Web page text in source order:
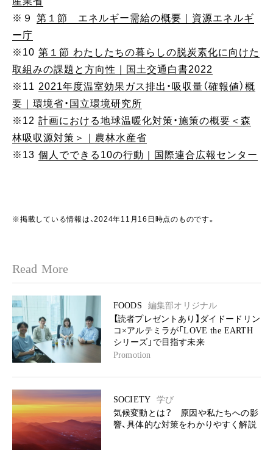
※９ 第１節 エネルギー需給の概要｜資源エネルギ
ー庁
※10 第１節 わたしたちの暮らしの脱炭素化に向けた
取組みの課題と方向性｜国土交通白書2022
※11 2021年度温室効果ガス排出・吸収量（確報値）概
要｜環境省・国立環境研究所
※12 計画における地球温暖化対策・施策の概要＜森
林吸収源対策＞｜農林水産省
※13 個人でできる10の行動｜国際連合広報センター
※掲載している情報は、2024年11月16日時点のものです。
Read More
FOODS
編集部オリジナル
【読者プレゼントあり】ダイドードリン
コ×アルテミラが「LOVE the EARTH
シリーズ」で目指す未来
Promotion
SOCIETY
学び
気候変動とは？ 原因や私たちへの影
響、具体的な対策をわかりやすく解説